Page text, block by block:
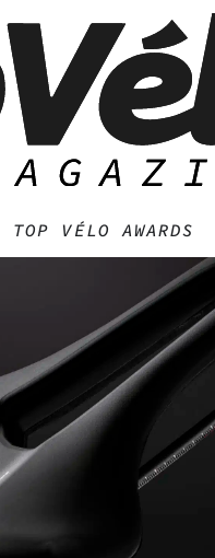
TOP VÉLO AWARDS